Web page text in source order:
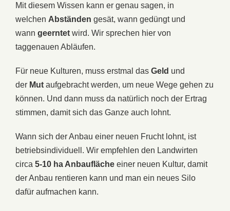
Mit diesem Wissen kann er genau sagen, in
welchen Abständen gesät, wann gedüngt und
wann geerntet wird. Wir sprechen hier von
taggenauen Abläufen.
Für neue Kulturen, muss erstmal das Geld und
der Mut aufgebracht werden, um neue Wege gehen zu
können. Und dann muss da natürlich noch der Ertrag
stimmen, damit sich das Ganze auch lohnt.
Wann sich der Anbau einer neuen Frucht lohnt, ist
betriebsindividuell. Wir empfehlen den Landwirten
circa 5-10 ha Anbaufläche einer neuen Kultur, damit
der Anbau rentieren kann und man ein neues Silo
dafür aufmachen kann.